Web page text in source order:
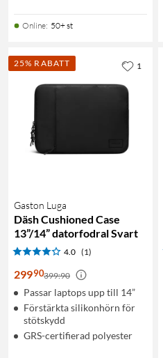
Online: 50+ st
25% RABATT
Gaston Luga
Däsh Cushioned Case
13”/14” datorfodral Svart
4.0 (1)
29990399:90
Passar laptops upp till 14”
Förstärkta silikonhörn för
stötskydd
GRS-certifierad polyester
1